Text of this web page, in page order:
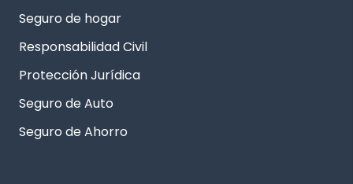
Seguro de hogar
Responsabilidad Civil
Protección Jurídica
Seguro de Auto
Seguro de Ahorro